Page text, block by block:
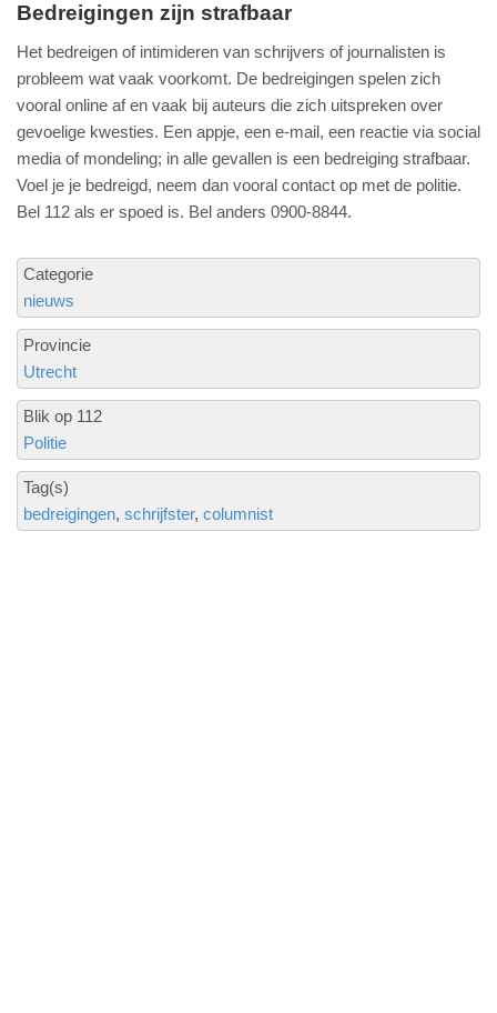
Bedreigingen zijn strafbaar
Het bedreigen of intimideren van schrijvers of journalisten is
probleem wat vaak voorkomt. De bedreigingen spelen zich
vooral online af en vaak bij auteurs die zich uitspreken over
gevoelige kwesties. Een appje, een e-mail, een reactie via social
media of mondeling; in alle gevallen is een bedreiging strafbaar.
Voel je je bedreigd, neem dan vooral contact op met de politie.
Bel 112 als er spoed is. Bel anders 0900-8844.
Categorie
nieuws
Provincie
Utrecht
Blik op 112
Politie
Tag(s)
bedreigingen schrijfster columnist